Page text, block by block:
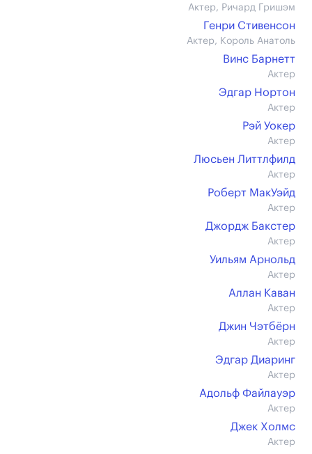
Актер, Ричард Гришэм
Генри Стивенсон
Актер, Король Анатоль
Винс Барнетт
Актер
Эдгар Нортон
Актер
Рэй Уокер
Актер
Люсьен Литтлфилд
Актер
Роберт МакУэйд
Актер
Джордж Бакстер
Актер
Уильям Арнольд
Актер
Аллан Каван
Актер
Джин Чэтбёрн
Актер
Эдгар Диаринг
Актер
Адольф Файлауэр
Актер
Джек Холмс
Актер